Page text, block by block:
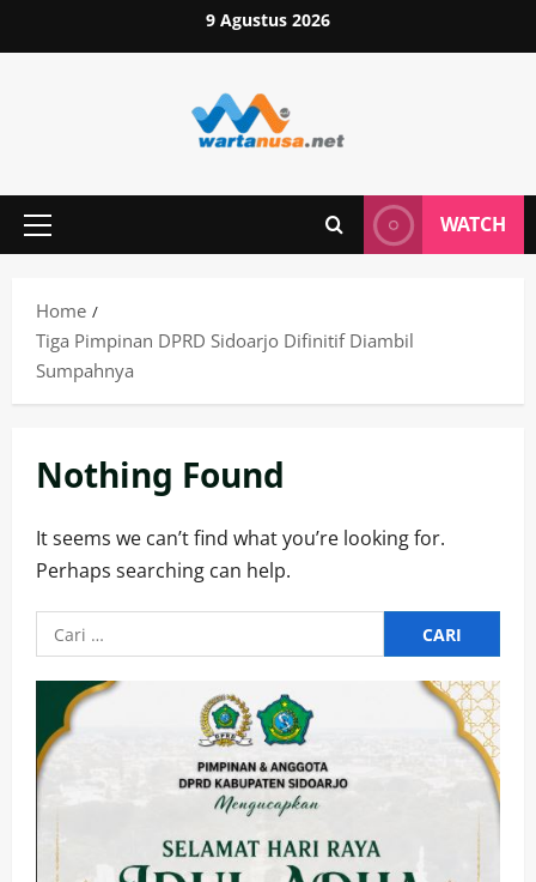
to
9 Agustus 2026
Primary
WATCH
Home
Tiga Pimpinan DPRD Sidoarjo Difinitif Diambil
Sumpahnya
Nothing Found
It seems we can’t find what you’re looking for.
Perhaps searching can help.
Cari
untuk: